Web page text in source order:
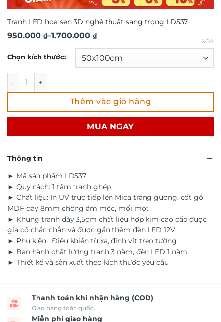
Tranh LED hoa sen 3D nghệ thuật sang trọng LD537
950.000 ₫–1.700.000 ₫
Khoảng
950.000 ₫
đến
1.700.000 ₫
Chọn kích thước:
XÓA
Tranh LED hoa sen 3D nghệ thuật sang trọng LD537 số
Thêm vào giỏ hàng
MUA NGAY
Thông tin
► Mã sản phẩm LD537
► Quy cách: 1 tấm tranh ghép
► Chất liệu: In UV trực tiếp lên Mica tráng gương, cốt gỗ
MDF dày 8mm chống ẩm mốc, mối mọt
► Khung tranh dày 3,5cm chất liệu hợp kim cao cấp được
gia cố chắc chắn và được gắn thêm đèn LED 12V
► Phụ kiện : Điều khiển từ xa, đinh vít treo tường
► Bảo hành chất lượng tranh 3 năm, đèn LED 1 năm.
► Thiết kế và sản xuất theo kích thước yêu cầu
Thanh toán khi nhận hàng (COD)
Giao hàng toàn quốc.
Miễn phí giao hàng